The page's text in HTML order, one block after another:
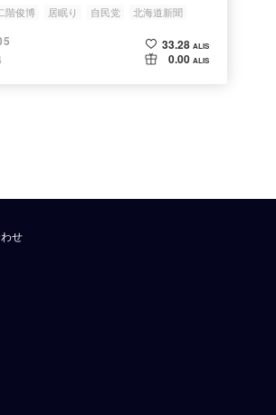
階俊博 居眠り 自民党 北海道新聞
33.28 ALIS
0.00 ALIS
せ